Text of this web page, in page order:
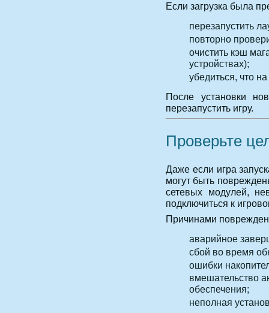
Если загрузка была
перезапустить
повторно
очистить кэш
устройствах);
убедиться, что
После установки
перезапустить игру.
Проверьте
Даже если игра
могут быть
сетевых модулей,
подключиться к
Причинами
аварийное
сбой во время
ошибки
вмешательство
обеспечения;
неполная